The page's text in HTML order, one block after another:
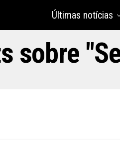
Últimas notícias
sobre